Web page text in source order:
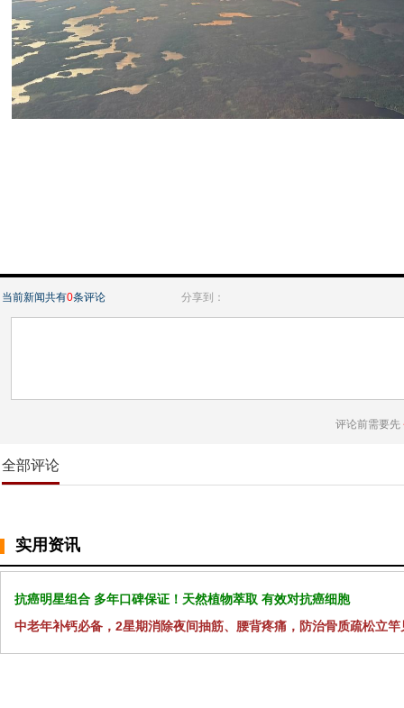
当前新闻共有0条评论 分享到：
评论前需要先
全部评论
实用资讯
抗癌明星组合 多年口碑保证！天然植物萃取 有效对抗癌细胞
中老年补钙必备，2星期消除夜间抽筋、腰背疼痛，防治骨质疏松立竿